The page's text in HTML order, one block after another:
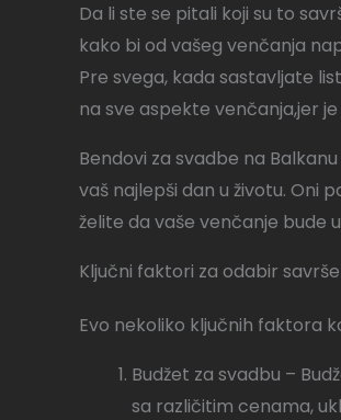
Da li ste se pitali koji su to
kako bi od vašeg venčanja
Pre svega, kada sastavljate
na sve aspekte venčanja,jer
Bendovi za svadbe na
vaš najlepši dan u životu. Oni
želite da vaše venčanje bude
Ključni faktori za odabir
Evo nekoliko ključnih faktora
Budžet za svadbu –
sa različitim cenama,